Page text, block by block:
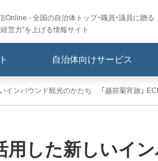
Online - 全国の自治体トップ・職員・議員に贈る
営力”を上げる情報サイト
自治体向けサービス
インバウンド観光のかたち 「越前菊宵旅」
用した新しいイ